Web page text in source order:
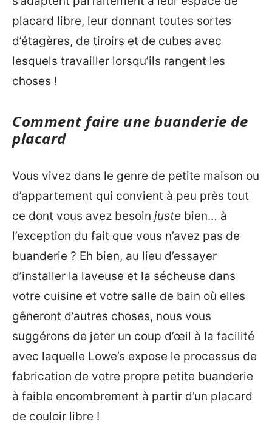
placard libre, leur donnant toutes sortes
d’étagères, de tiroirs et de cubes avec
lesquels travailler lorsqu’ils rangent les
choses !
Comment faire une buanderie de
placard
Vous vivez dans le genre de petite maison ou
d’appartement qui convient à peu près tout
ce dont vous avez besoin juste bien… à
l’exception du fait que vous n’avez pas de
buanderie ? Eh bien, au lieu d’essayer
d’installer la laveuse et la sécheuse dans
votre cuisine et votre salle de bain où elles
gêneront d’autres choses, nous vous
suggérons de jeter un coup d’œil à la facilité
avec laquelle Lowe’s expose le processus de
fabrication de votre propre petite buanderie
à faible encombrement à partir d’un placard
de couloir libre !